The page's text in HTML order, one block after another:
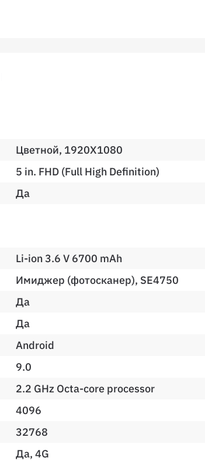
Цветной, 1920X1080
5 in. FHD (Full High Definition)
Да
Li-ion 3.6 V 6700 mAh
Имиджер (фотосканер), SE4750
Да
Да
Android
9.0
2.2 GHz Octa-core processor
4096
32768
Да, 4G